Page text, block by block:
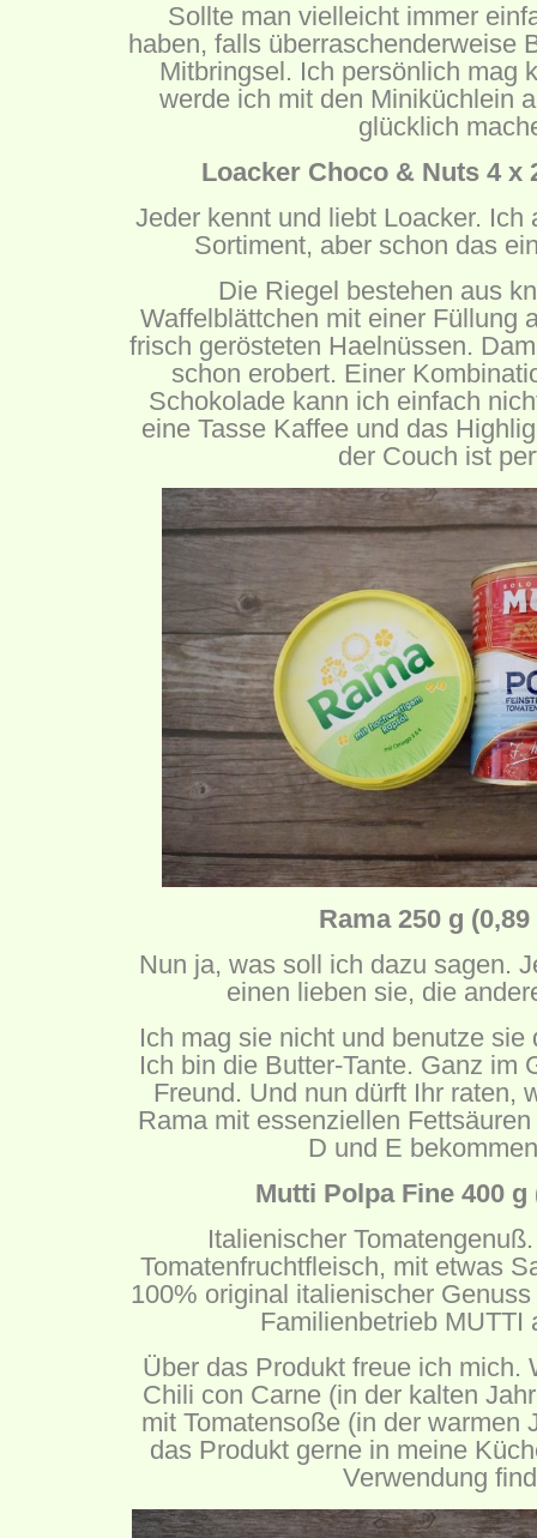
Sollte man vielleicht immer
haben, falls überraschenderweise
Mitbringsel. Ich persönlich mag
werde ich mit den Miniküchlein
glücklich
Loacker Choco & Nuts 4 x
Jeder kennt und liebt Loacker. Ich
Sortiment, aber schon das
Die Riegel bestehen aus
Waffelblättchen mit einer Füllung
frisch gerösteten Haelnüssen.
schon erobert. Einer
Schokolade kann ich einfach
eine Tasse Kaffee und das
der Couch ist
Rama 250 g
Nun ja, was soll ich dazu sagen.
einen lieben sie, die
Ich mag sie nicht und benutze
Ich bin die Butter-Tante. Ganz im
Freund. Und nun dürft Ihr raten,
Rama mit essenziellen
D und E
Mutti Polpa Fine 400 g
Italienischer
Tomatenfruchtfleisch, mit etwas
100% original italienischer
Familienbetrieb MUTTI
Über das Produkt freue ich mich.
Chili con Carne (in der kalten
mit Tomatensoße (in der warmen
das Produkt gerne in meine
Verwendung